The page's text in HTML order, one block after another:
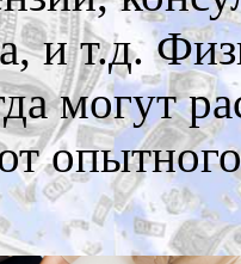
и т.д.
могут